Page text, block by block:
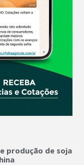
produção de soja